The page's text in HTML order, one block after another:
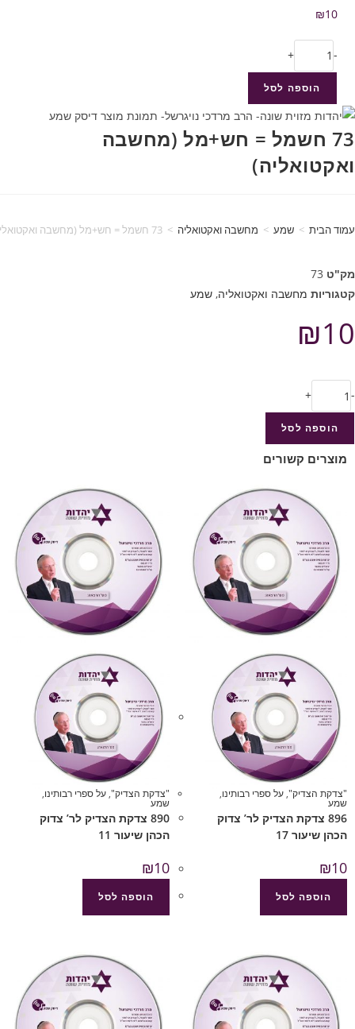
₪10
-
+
הוספה לסל
73 חשמל = חש+מל (מחשבה
ואקטואליה)
עמוד הבית > שמע > מחשבה ואקטואליה > 73 חשמל = חש+מל (מחשבה ואקטואליה)
מק"ט 73
קטגוריות מחשבה ואקטואליה, שמע
₪10
-
+
הוספה לסל
מוצרים קשורים
"צדקת הצדיק",על ספרי רבותינו,
שמע
896 צדקת הצדיק לר’ צדוק
הכהן שיעור 17
₪10
הוספה לסל
"צדקת הצדיק",על ספרי רבותינו,
שמע
890 צדקת הצדיק לר’ צדוק
הכהן שיעור 11
₪10
הוספה לסל